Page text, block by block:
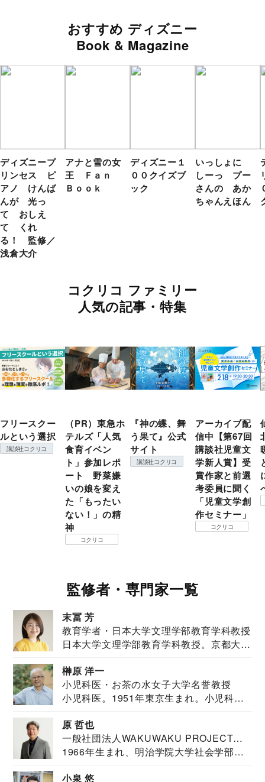
おすすめ ディズニー
Book & Magazine
ディズニープ
リンセス ピ
アノ けんば
んが 光っ
て おしえ
て くれ
る！ 監修／
浅倉大介
アナと雪の女
王 Ｆａｎ
Ｂｏｏｋ
ディズニー１
００クイズブ
ック
いっしょに
しーっ プー
さんの あか
ちゃんえほん
コクリコ ファミリー
人気の記事・特集
フリースクー
ルという選択
講談社コクリコ
（PR）東急ホ
テルズ「人気
食育イベン
ト」参加レポ
ート 野菜嫌
いの娘を変え
た「もったい
ない！」の精
神
コクリコ
『神の蝶、舞
う果て』公式
サイト
講談社コクリコ
アーカイブ配
信中【第67回
講談社児童文
学新人賞】受
賞作家と前選
考委員に聞く
「児童文学創
作セミナー」
コクリコ
監修者・専門家一覧
末冨 芳
教育学者・日本大学文理学部教育学科教授
日本大学文理学部教育学科教授。京都大学
榊原 洋一
小児科医・お茶の水女子大学名誉教授
小児科医。1951年東京生まれ。小児科
原 哲也
一般社団法人WAKUWAKU PROJECT
JAPAN代表・言語聴覚士・社会福祉士
1966年生まれ、明治学院大学社会学部福
小泉 悠